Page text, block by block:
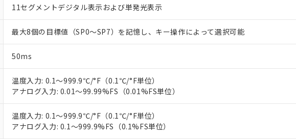
11セグメントデジタル表示および単発光表示
最大8個の目標値（SP0～SP7）を記憶し、キー操作によって選択可能
50ms
温度入力: 0.1～999.9℃/°F（0.1℃/°F単位）
アナログ入力: 0.01～99.99%FS（0.01%FS単位）
温度入力: 0.1～999.9℃/°F（0.1℃/°F単位）
アナログ入力: 0.1～999.9%FS（0.1%FS単位）
ご利用条件
以下の条件をお読みいただき、同意のうえご利用ください。
くものです。
当社制御機器事業取扱商品の中には、本サービスの対象外となる商品もあることを
在庫状況および標準価格照会結果は、記載している更新日時点での社内データに基
対応予定なし：EU RoHS指令（10物質）の非含有に非対応の商品で、対応品を出す予
調査・確認中：EU RoHS指令（10物質）の非含有の対応状況を調査中または確認中の
非該当品：ライセンス料など無形物で、有害物質有無と関係のない商品です。
仕入先様の事情により、非含有部品としていたものが、含有品と判明した場合などやむ
があります。
六価クロム(Cr(Ⅵ)) 1000ppm以下、ポリ臭化ビフェニル類(PBB) 1000ppm以下、ポリ臭化ジフェニルエーテル類
フタル酸ビス(2-エチルヘキシル) (DEHP)(別名：DOP) 1000ppm以下、フタル酸ブチルベンジル（BBP）
ル（DBP） 1000ppm以下、フタル酸ジイソブチル (DIBP) 1000ppm以下
「○」：最大均質材料含有率が中国RoHSの基準値以下であることを示します。
「×」：最大均質材料含有率が中国RoHSの基準値を超えていることを示します。
「－」：未確認です。当社販売部門へお問い合わせください。
*中国RoHS10物質の基準値 (GB/T26572)：
当社は、これら貴社製品のうち、外国為替および外国貿易法に定める商品（以下｢
う）を輸出または国外への提供する場合は、日本国政府の輸出許可(または役務取
などの必要な手続きをとります。
当社は規制貨物を破棄する場合は、完全に破砕するなど、違法に輸出されないよ
記
号
説明